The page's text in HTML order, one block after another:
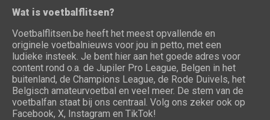
Wat is voetbalflitsen?
Voetbalflitsen.be heeft het meest opvallende en
originele voetbalnieuws voor jou in petto, met een
ludieke insteek. Je bent hier aan het goede adres voor
content rond o.a. de Jupiler Pro League, Belgen in het
buitenland, de Champions League, de Rode Duivels, het
Belgisch amateurvoetbal en veel meer. De stem van de
voetbalfan staat bij ons centraal. Volg ons zeker ook op
Facebook, X, Instagram en TikTok!